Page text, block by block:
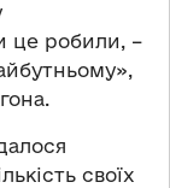
це робили, –
своїх